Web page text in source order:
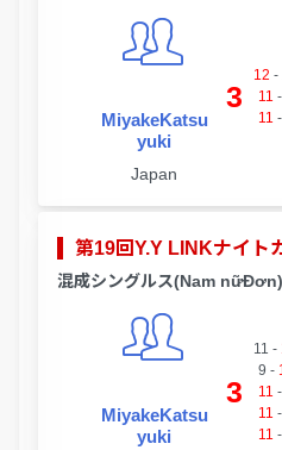
MiyakeKatsu
yuki
Japan
3
12 -
11 -
11 -
第19回Y.Y LINKナイト
混成シングルス(Nam nữĐơn)
MiyakeKatsu
yuki
3
11 -
9 -
11 -
11 -
11 -